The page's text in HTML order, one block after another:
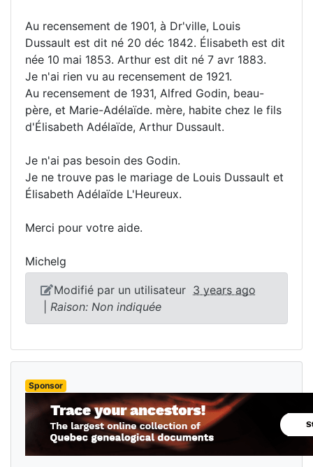
Au recensement de 1901, à Dr'ville, Louis
Dussault est dit né 20 déc 1842. Élisabeth est dit
née 10 mai 1853. Arthur est dit né 7 avr 1883.
Je n'ai rien vu au recensement de 1921.
Au recensement de 1931, Alfred Godin, beau-
père, et Marie-Adélaïde. mère, habite chez le fils
d'Élisabeth Adélaïde, Arthur Dussault.
Je n'ai pas besoin des Godin.
Je ne trouve pas le mariage de Louis Dussault et
Élisabeth Adélaïde L'Heureux.
Merci pour votre aide.
Michelg
Modifié par un utilisateur 3 years ago
Raison: Non indiquée
Sponsor